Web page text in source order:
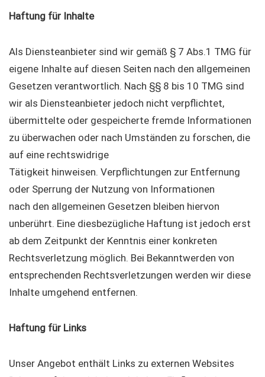
Haftung für Inhalte
Als Diensteanbieter sind wir gemäß § 7 Abs.1 TMG für
eigene Inhalte auf diesen Seiten nach den allgemeinen
Gesetzen verantwortlich. Nach §§ 8 bis 10 TMG sind
wir als Diensteanbieter jedoch nicht verpflichtet,
übermittelte oder gespeicherte fremde Informationen
zu überwachen oder nach Umständen zu forschen, die
auf eine rechtswidrige
Tätigkeit hinweisen. Verpflichtungen zur Entfernung
oder Sperrung der Nutzung von Informationen
nach den allgemeinen Gesetzen bleiben hiervon
unberührt. Eine diesbezügliche Haftung ist jedoch erst
ab dem Zeitpunkt der Kenntnis einer konkreten
Rechtsverletzung möglich. Bei Bekanntwerden von
entsprechenden Rechtsverletzungen werden wir diese
Inhalte umgehend entfernen.
Haftung für Links
Unser Angebot enthält Links zu externen Websites